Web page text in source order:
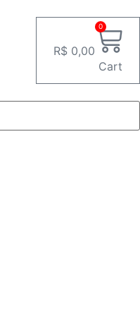
R$ 0,00
0
Cart